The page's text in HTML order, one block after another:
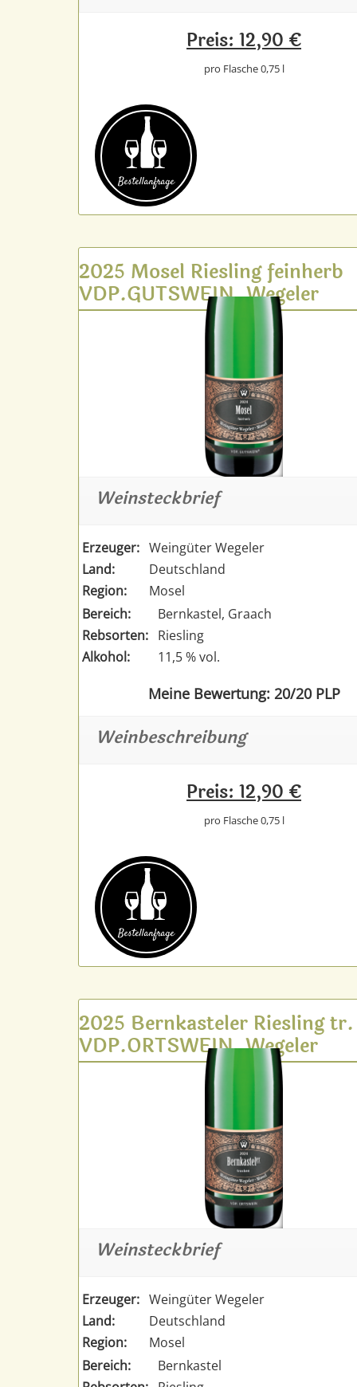
Preis: 12,90 €
pro Flasche 0,75 l
Bestell­anfrage
2025 Mosel Riesling feinherb
VDP.GUTSWEIN, Wegeler
Weinsteckbrief
Erzeuger: Weingüter Wegeler
Land:
Deutschland
Region:
Mosel
Bereich:
Bernkastel, Graach
Rebsorten: Riesling
Alkohol:
11,5 % vol.
Meine Bewertung: 20/20 PLP
Weinbeschreibung
Preis: 12,90 €
pro Flasche 0,75 l
Bestell­anfrage
2025 Bernkasteler Riesling tr.
VDP.ORTSWEIN, Wegeler
Weinsteckbrief
Erzeuger: Weingüter Wegeler
Land:
Deutschland
Region:
Mosel
Bereich:
Bernkastel